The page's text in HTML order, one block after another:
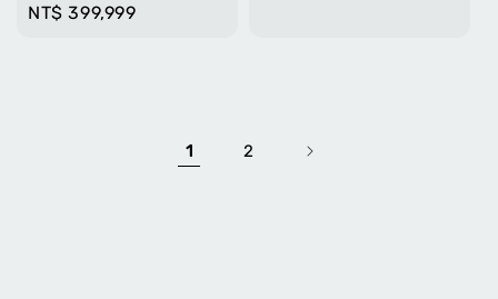
Regular
NT$ 399,999
1 2